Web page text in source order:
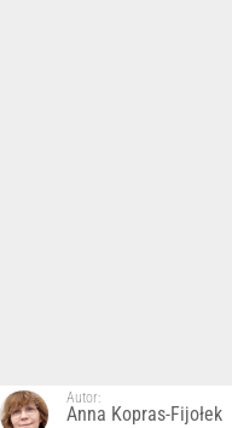
Autor:
Anna Kopras-Fijołek